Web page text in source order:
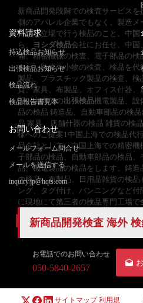
新商品開発段階での検査サービスを
側のアパレル企業でもなく、製造
中立な立場で行う検品のこと。中国
ら、
ヨシダ検品会社にお任せ。中国
備、精密機械の検査、電子部品の
ター、医療外小物の検査、検品を
製品、プラスチック製品の検査、
貨、家具、布製品、オフィス什器
国、上海での出張検品機電製品、設
品の検品 鋳造品、自動車部品の検
品 家具、店舗什器の検品 雑貨の検
様へのご提案1中国上海での検品代
品会社として、中国上海での精密
子部品の検品、自動車部品の検品
品、機電製品の検品をします。鋳
の検品、布製品、日用品雑貨の検
ング、タグ付け、バンニングなど
に現地にて第三者の検品専門工場で
新商品開発検査 海外
資料請求
持込検品お知らせ
出張検品お知らせ
検品流れ
検品報告書見本
お問い合わせ
メールフォーム問合せ
メールを送信する
inquiry.jp@hqts.com
お電話でのお問い合わせ
050-5840-2657
サイトマップ 利用規